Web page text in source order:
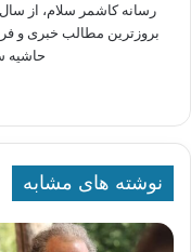
بروزترین مطالب خبری و
حاشیه
نوشته های مشابه